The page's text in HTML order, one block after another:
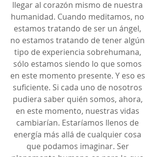
llegar al corazón mismo de nuestra
humanidad. Cuando meditamos, no
estamos tratando de ser un ángel,
no estamos tratando de tener algún
tipo de experiencia sobrehumana,
sólo estamos siendo lo que somos
en este momento presente. Y eso es
suficiente. Si cada uno de nosotros
pudiera saber quién somos, ahora,
en este momento, nuestras vidas
cambiarían. Estaríamos llenos de
energía más allá de cualquier cosa
que podamos imaginar. Ser